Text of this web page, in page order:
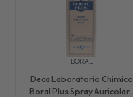
BORAL
Deca Laboratorio Chimico
Boral Plus Spray Auricolare